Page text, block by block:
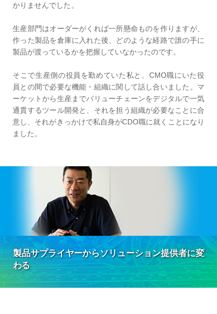
かりませんでした。
生産部門はオーダーがくれば一所懸命ものを作りますが、
作った製品を倉庫に入れた後、どのような経路で誰の手に
製品が渡っているかを把握していなかったのです。
そこで生産側の役員を勤めていた私と、CMO職にいた役
員との間で必要な機能・組織に関して話し合いました。マ
ーケットから生産までバリューチェーンをデジタルで一気
通貫するツール開発と、それを担う組織が必要なことに合
意し、それがきっかけで私自身がCDO職に就くことになり
ました。
製品サプライヤーからソリューション提供者に変
わる